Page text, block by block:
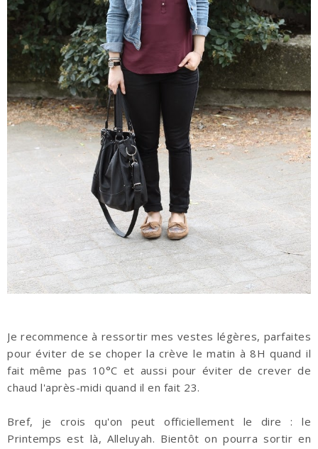
Je recommence à ressortir mes vestes légères, parfaites
pour éviter de se choper la crève le matin à 8H quand il
fait même pas 10°C et aussi pour éviter de crever de
chaud l'après-midi quand il en fait 23.
Bref, je crois qu'on peut officiellement le dire : le
Printemps est là, Alleluyah. Bientôt on pourra sortir en